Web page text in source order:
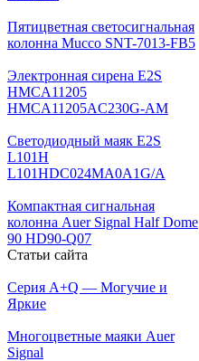
Пятицветная светосигнальная
колонна Mucco SNT-7013-FB5
Электронная сирена E2S
HMCA11205
HMCA11205AC230G-AM
Светодиодный маяк E2S
L101H
L101HDC024MA0A1G/A
Компактная сигнальная
колонна Auer Signal Half Dome
90 HD90-Q07
Статьи сайта
Серия A+Q — Могучие и
Яркие
Многоцветные маяки Auer
Signal